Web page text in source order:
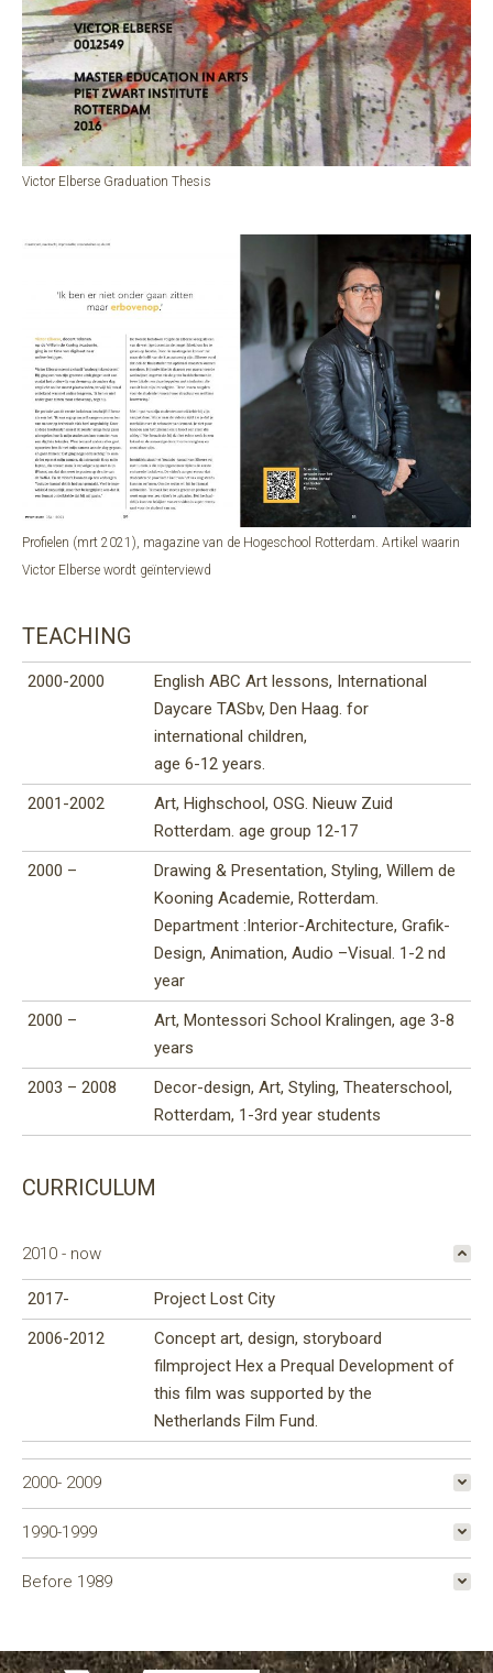
Victor Elberse Graduation Thesis
Profielen (mrt 2021), magazine van de Hogeschool Rotterdam. Artikel waarin
Victor Elberse wordt geïnterviewd
TEACHING
2000-2000
English ABC Art lessons, International
Daycare TASbv, Den Haag. for
international children,
age 6-12 years.
2001-2002
Art, Highschool, OSG. Nieuw Zuid
Rotterdam. age group 12-17
2000 –
Drawing & Presentation, Styling, Willem de
Kooning Academie, Rotterdam.
Department :Interior-Architecture, Grafik-
Design, Animation, Audio –Visual. 1-2 nd
year
2000 –
Art, Montessori School Kralingen, age 3-8
years
2003 – 2008
Decor-design, Art, Styling, Theaterschool,
Rotterdam, 1-3rd year students
CURRICULUM
2010 - now
2017-
Project Lost City
2006-2012
Concept art, design, storyboard
filmproject Hex a Prequal Development of
this film was supported by the
Netherlands Film Fund.
2000- 2009
1990-1999
Before 1989